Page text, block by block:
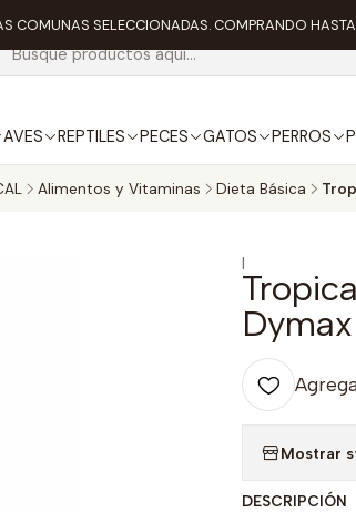
AVES REPTILES PECES GATOS PERROS
COMUNAS SELECCIONADAS. COMPRANDO
Alimentos y Vitaminas Dieta Básica
|
Dymax
Mostrar
DESCRIPCIÓN